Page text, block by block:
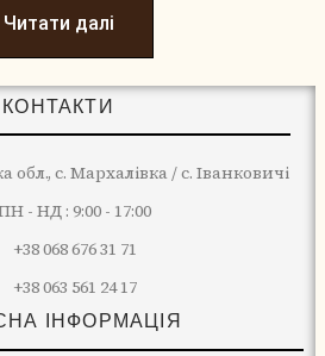
Читати далі
КОНТАКТИ
обл., с. Мархалівка / с. Іванковичі
- НД : 9:00 - 17:00
+38 068 676 31 71
+38 063 561 24 17
ІНФОРМАЦІЯ